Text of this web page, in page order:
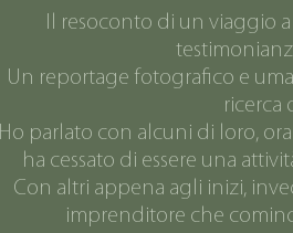
Il resoconto di un viaggio
Un reportage fotografico e
ricerca
Ho parlato con alcuni di loro,
ha cessato di essere una
Con altri appena agli inizi,
imprenditore che